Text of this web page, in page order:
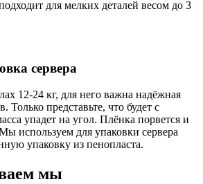
для мелких деталей весом до 3
сервера
12-24 кг, для него важна надёжная
Только представьте, что будет с
упадет на угол. Плёнка порвется и
используем для упаковки сервера
упаковку из пенопласта.
мы